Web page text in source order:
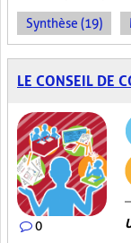
Synthèse (19)
LE CONSEIL DE
0